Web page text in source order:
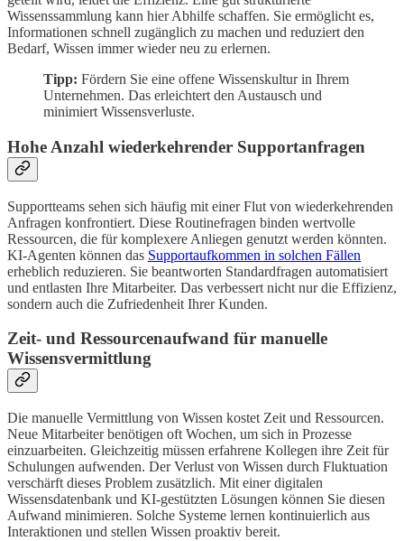
Wissenssammlung kann hier Abhilfe schaffen. Sie ermöglicht es,
Informationen schnell zugänglich zu machen und reduziert den
Bedarf, Wissen immer wieder neu zu erlernen.
Tipp: Fördern Sie eine offene Wissenskultur in Ihrem
Unternehmen. Das erleichtert den Austausch und
minimiert Wissensverluste.
Hohe Anzahl wiederkehrender Supportanfragen
Supportteams sehen sich häufig mit einer Flut von wiederkehrenden
Anfragen konfrontiert. Diese Routinefragen binden wertvolle
Ressourcen, die für komplexere Anliegen genutzt werden könnten.
KI-Agenten können das Supportaufkommen in solchen Fällen
erheblich reduzieren. Sie beantworten Standardfragen automatisiert
und entlasten Ihre Mitarbeiter. Das verbessert nicht nur die Effizienz,
sondern auch die Zufriedenheit Ihrer Kunden.
Zeit- und Ressourcenaufwand für manuelle
Wissensvermittlung
Die manuelle Vermittlung von Wissen kostet Zeit und Ressourcen.
Neue Mitarbeiter benötigen oft Wochen, um sich in Prozesse
einzuarbeiten. Gleichzeitig müssen erfahrene Kollegen ihre Zeit für
Schulungen aufwenden. Der Verlust von Wissen durch Fluktuation
verschärft dieses Problem zusätzlich. Mit einer digitalen
Wissensdatenbank und KI-gestützten Lösungen können Sie diesen
Aufwand minimieren. Solche Systeme lernen kontinuierlich aus
Interaktionen und stellen Wissen proaktiv bereit.